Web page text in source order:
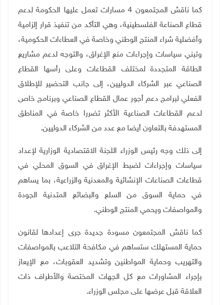
كما ناقش المجتمعون 4 مسارات تعمل عليها الحكومة لدعم
قطاع الصناعة الفلسطينية، وهي التأكد من تنفيذ قرار إلزامية
وأفضلية شراء المنتج الوطني وخاصة في العطاءات الحكومية،
وتبني سياسات وإجراءات منع الإغراق، والتوجه لدعم مشاريع
الطاقة المتجددة لمختلف القطاعات وعلى رأسها القطاع
الصناعي عبر الشركاء الدوليين، إلى جانب التحضير للإطلاق
الفعلي لبرامج دعم أجور عمال القطاع الصناعي وبرنامج خاص
لدعم القطاعات الصناعية الأكثر تضررا خاصة في المناطق
المستهدفة بالتعاون أيضا مع عدد من الشركاء الدوليين.
إلى ذلك وجه رئيس الوزراء اللجنة الاقتصادية الوزارية لإعداد
سياسات وإجراءات لضبط الإغراق في السوق المحلي في
قطاعات الصناعات الإنشائية والمعدنية والزراعية، بما يساهم
في حماية السوق من السلع والبضائع المتدنية الجودة
والمواصفات ويحمي المنتج الوطني.
كما ناقش المجتمعون مسودة جديدة جرى إعدادها لقانون
حماية المستهلك ستساهم في مكافحة التلاعب بالمواصفات
والتهريب وحماية المواطنين وتشديد العقوبات، مع الإيعاز
بإجراء المشاورات مع كل الجهات المختصة والأطراف ذات
العلاقة قبل عرضها على مجلس الوزراء.